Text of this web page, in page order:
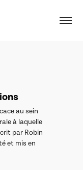
au sein
à laquelle
par Robin
et mis en